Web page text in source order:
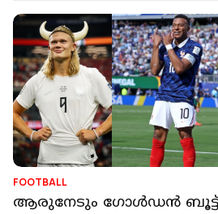
FOOTBALL
ആരുനേടും ഗോള്‍ഡന്‍